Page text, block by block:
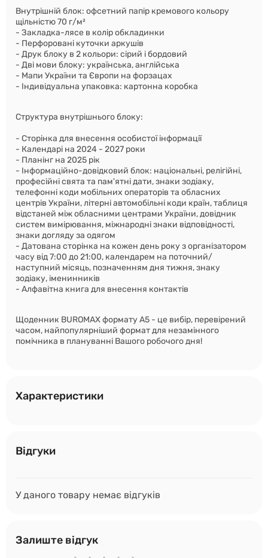
Внутрішній блок: офсетний папір кремового кольору
щільністю 70 г/м²
- Закладка-лясе в колір обкладинки
- Перфоровані куточки аркушів
- Друк блоку в 2 кольори: сірий і бордовий
- Дві мови блоку: українська, англійська
- Мапи України та Європи на форзацах
- Індивідуальна упаковка: картонна коробка
Структура внутрішнього блоку:
- Сторінка для внесення особистої інформації
- Календарі на 2024 - 2027 роки
- Планінг на 2025 рік
- Інформаційно-довідковий блок: національні, релігійні,
професійні свята та пам'ятні дати, знаки зодіаку,
телефонні коди мобільних операторів та обласних
центрів України, літерні автомобільні коди країн, таблиця
відстаней між обласними центрами України, довідник
систем вимірювання, міжнародні знаки відповідності,
знаки догляду за одягом
- Датована сторінка на кожен день року з організатором
часу від 7:00 до 21:00, календарем на поточний/
наступний місяць, позначенням дня тижня, знаку
зодіаку, іменинників
- Алфавітна книга для внесення контактів
Щоденник BUROMAX формату А5 - це вибір, перевірений
часом, найпопулярніший формат для незамінного
помічника в плануванні Вашого робочого дня!
Характеристики
Відгуки
У даного товару немає відгуків
Залиште відгук